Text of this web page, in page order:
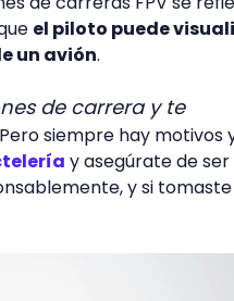
el piloto puede
un avión.
de carrera y te
siempre hay motivos
y asegúrate de ser
y si